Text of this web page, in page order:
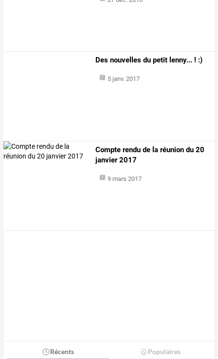
Des nouvelles du petit lenny... ! :)
5 janv. 2017
Compte rendu de la réunion du 20
janvier 2017
9 mars 2017
Récents Populaires